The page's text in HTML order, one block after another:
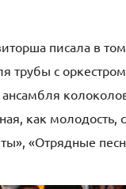
писала в
трубы с
как молодость,
«Отрядные